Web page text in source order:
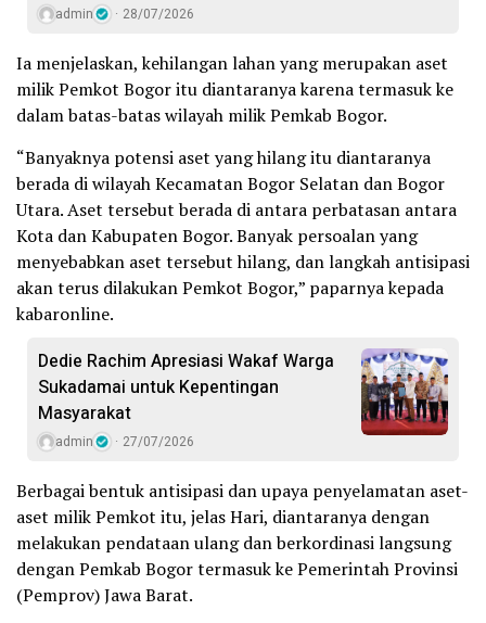
admin 28/07/2026
Ia menjelaskan, kehilangan lahan yang merupakan aset
milik Pemkot Bogor itu diantaranya karena termasuk ke
dalam batas-batas wilayah milik Pemkab Bogor.
“Banyaknya potensi aset yang hilang itu diantaranya
berada di wilayah Kecamatan Bogor Selatan dan Bogor
Utara. Aset tersebut berada di antara perbatasan antara
Kota dan Kabupaten Bogor. Banyak persoalan yang
menyebabkan aset tersebut hilang, dan langkah antisipasi
akan terus dilakukan Pemkot Bogor,” paparnya kepada
kabaronline.
Dedie Rachim Apresiasi Wakaf Warga
Sukadamai untuk Kepentingan
Masyarakat
admin 27/07/2026
Berbagai bentuk antisipasi dan upaya penyelamatan aset-
aset milik Pemkot itu, jelas Hari, diantaranya dengan
melakukan pendataan ulang dan berkordinasi langsung
dengan Pemkab Bogor termasuk ke Pemerintah Provinsi
(Pemprov) Jawa Barat.